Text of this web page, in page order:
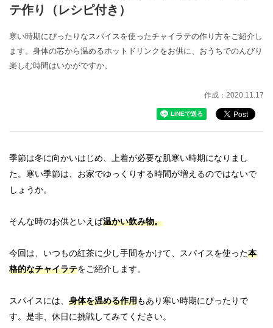
テ作り（レシピ付き）
寒い時期にぴったりなスパイスを使ったチャイラテの作り方をご紹介し
ます。身体の芯から温めるホットドリンクをお供に、おうちでのんびり
楽しむ時間はいかがですか。
作成：2020.11.17
季節は冬に向かいはじめ、上着が必要な肌寒い時期になりまし
た。 寒い季節は、お家でゆっくりする時間が増えるのではないで
しょうか。
そんな時のお供といえば温かい飲み物。
今回は、いつもの紅茶に少し手間をかけて、スパイスを使った本
格的なチャイラテをご紹介します。
スパイスには、 身体を温める作用もあり寒い時期にぴったりで
す。 是非、休日に挑戦してみてください。